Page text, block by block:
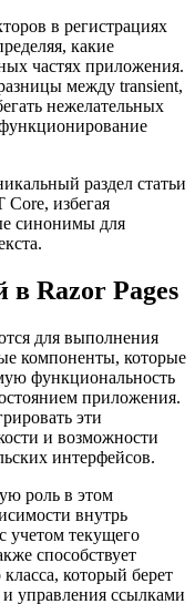
в регистрациях
какие
частях приложения.
между transient,
нежелательных
раздел статьи
избегая
синонимы для
в Razor Pages
для выполнения
компоненты, которые
функциональность
приложения.
эти
и возможности
интерфейсов.
роль в этом
внутрь
учетом текущего
способствует
который берет
управления ссылками